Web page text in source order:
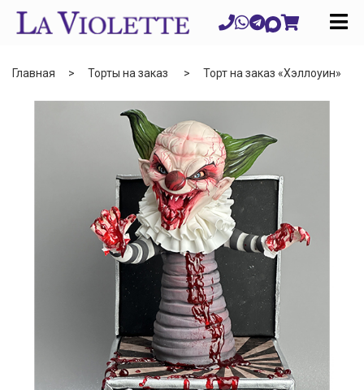
Главная Торты на заказ Торт на заказ «Хэллоуин»